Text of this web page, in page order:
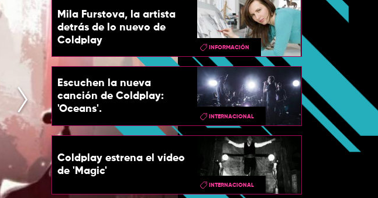
Mila Furstova, la artista
detrás de lo nuevo de
Coldplay
INFORMACIÓN
Escuchen la nueva
canción de Coldplay:
'Oceans'.
INTERNACIONAL
Coldplay estrena el vídeo
de 'Magic'
INTERNACIONAL